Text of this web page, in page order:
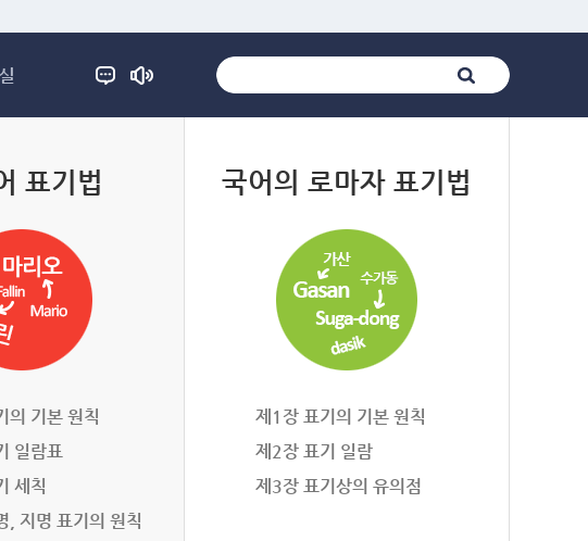
표기법
의 기본 원칙
일람표
세칙
, 지명 표기의 원칙
국어의 로마자 표기법
제1장 표기의 기본 원칙
제2장 표기 일람
제3장 표기상의 유의점